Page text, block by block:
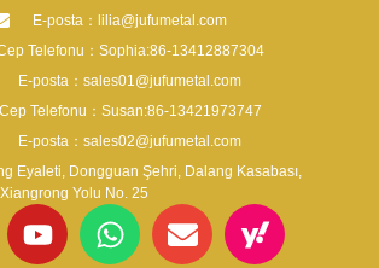
​E-posta​：lilia@jufumetal.com
Telefonu：Sophia:86-13412887304
​E-posta​：sales01@jufumetal.com
​Cep Telefonu：Susan:86-13421973747
​E-posta​：sales02@jufumetal.com
Eyaleti, Dongguan Şehri, Dalang Kasabası,
Yolu No. 25